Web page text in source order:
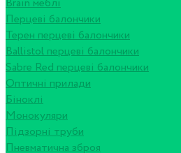
Brain меблі
Перцеві балончики
Терен перцеві балончики
Ballistol перцеві балончики
Sabre Red перцеві балончики
Оптичні прилади
Біноклі
Монокуляри
Підзорні труби
Пневматична зброя